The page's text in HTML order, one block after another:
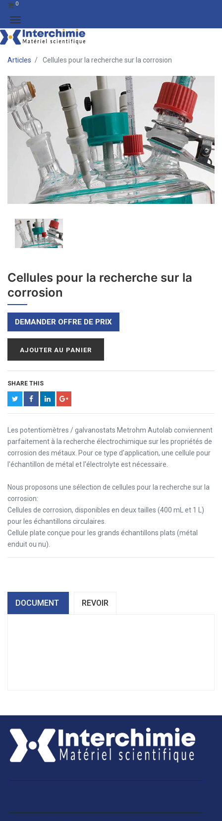
0
Articles Cellules pour la recherche sur la corrosion
Cellules pour la recherche sur la
corrosion
DEMANDER OFFRE DE PRIX
AJOUTER AU PANIER
SHARE THIS
Les potentiomètres / galvanostats Metrohm Autolab conviennent
parfaitement à la recherche électrochimique sur les propriétés de
corrosion des métaux. Pour ce type d'application, une cellule pour
l'échantillon de métal et l'électrolyte est nécessaire.
Nous proposons une sélection de cellules pour la recherche sur la
corrosion:
Cellules de corrosion, disponibles en deux tailles (400 mL et 1 L)
pour les échantillons circulaires.
Cellule plate conçue pour les grands échantillons plats (métal
enduit ou nu).
DOCUMENT REVOIR